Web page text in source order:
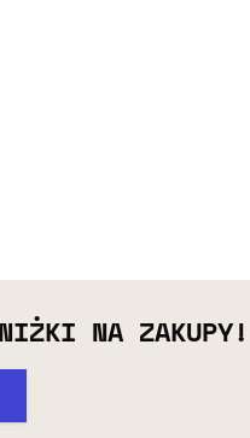
NA ZAKUPY!